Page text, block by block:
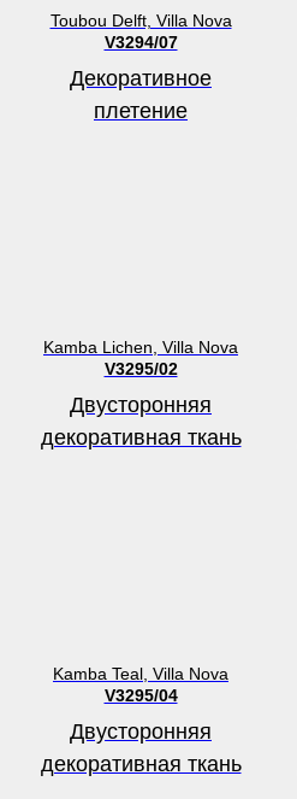
Toubou Delft, Villa Nova
V3294/07
Декоративное
плетение
Kamba Lichen, Villa Nova
V3295/02
Двусторонняя
декоративная ткань
Kamba Teal, Villa Nova
V3295/04
Двусторонняя
декоративная ткань